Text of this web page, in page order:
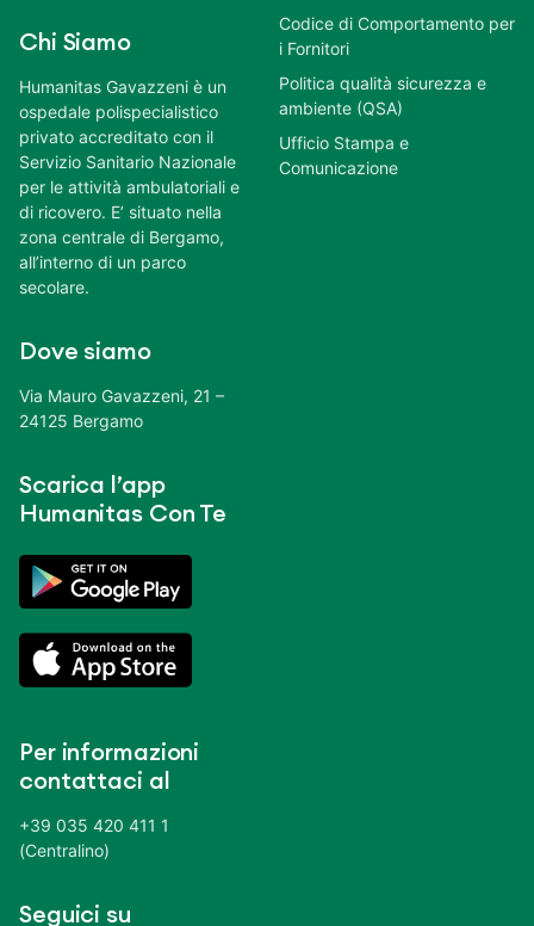
Chi Siamo
Humanitas Gavazzeni è un
ospedale polispecialistico
privato accreditato con il
Servizio Sanitario Nazionale
per le attività ambulatoriali e
di ricovero. E’ situato nella
zona centrale di Bergamo,
all’interno di un parco
secolare.
Dove siamo
Via Mauro Gavazzeni, 21 –
24125 Bergamo
Scarica l’app
Humanitas Con Te
Per informazioni
contattaci al
+39 035 420 411 1
(Centralino)
Seguici su
Codice di Comportamento per
i Fornitori
Politica qualità sicurezza e
ambiente (QSA)
Ufficio Stampa e
Comunicazione